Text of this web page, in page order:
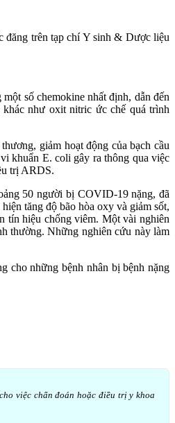
đăng trên tạp chí Y sinh & Dược liệu
số chemokine nhất định, dẫn đến
như oxit nitric ức chế quá trình
giảm hoạt động của bạch cầu
khuẩn E. coli gây ra thông qua việc
trị ARDS.
50 người bị COVID-19 nặng, đã
tăng độ bão hòa oxy và giảm sốt,
tín hiệu chống viêm. Một vài nghiên
thường. Những nghiên cứu này làm
cho những bệnh nhân bị bệnh nặng
việc chẩn đoán hoặc điều trị y khoa